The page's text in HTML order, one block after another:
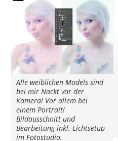
Alle weiblichen Models sind
bei mir Nackt vor der
Kamera! Vor allem bei
einem Portrait!
Bildausschnitt und
Bearbeitung inkl. Lichtsetup
im Fotostudio.